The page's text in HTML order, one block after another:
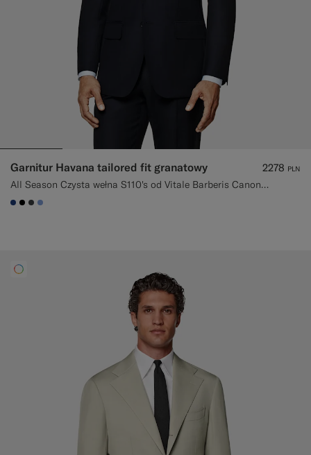
Garnitur Havana tailored fit granatowy
All Season Czysta wełna S110's od Vitale Barberis Canonico, Włochy
2278 PLN
#1C3D7A
#000000
#3d4043
#82A1DC